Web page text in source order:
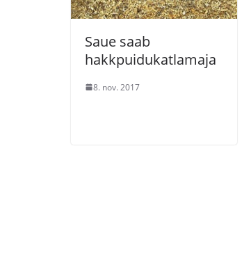
Saue saab
hakkpuidukatlamaja
8. nov. 2017